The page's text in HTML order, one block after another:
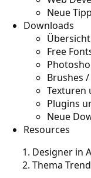
Neue
Downloads
Übersicht
Free
Brushes
Texturen
Plugins
Neue
Resources
Designer in
Thema